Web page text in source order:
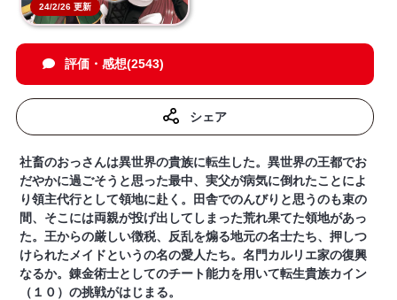
24/2/26 更新
評価・感想(2543)
シェア
社畜のおっさんは異世界の貴族に転生した。異世界の王都でお
だやかに過ごそうと思った最中、実父が病気に倒れたことによ
り領主代行として領地に赴く。田舎でのんびりと思うのも束の
間、そこには両親が投げ出してしまった荒れ果てた領地があっ
た。王からの厳しい徴税、反乱を煽る地元の名士たち、押しつ
けられたメイドというの名の愛人たち。名門カルリエ家の復興
なるか。錬金術士としてのチート能力を用いて転生貴族カイン
（１０）の挑戦がはじまる。